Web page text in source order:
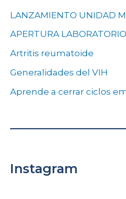
LANZAMIENTO UNIDAD
APERTURA
Artritis reumatoide
Generalidades del VIH
Aprende a cerrar ciclos
Instagram